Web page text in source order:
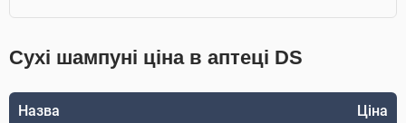
Сухі шампуні ціна в аптеці DS
Назва Ціна